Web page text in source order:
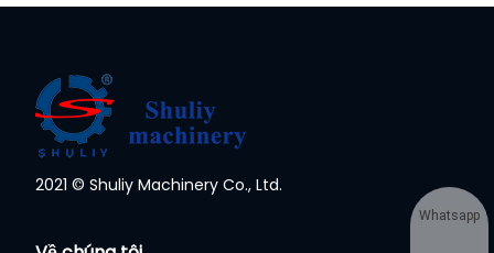
2021 © Shuliy Machinery Co., Ltd.
Whatsapp